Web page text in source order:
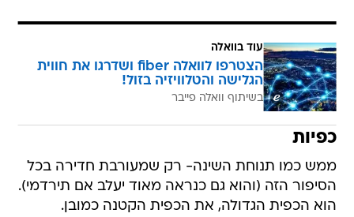
עוד בוואלה
הצטרפו לוואלה fiber ושדרגו את חווית
הגלישה והטלוויזיה בזול!
בשיתוף וואלה פייבר
כפיות
ממש כמו תנוחת השינה- רק שמעורבת חדירה בכל
הסיפור הזה (והוא גם כנראה מאוד יעלב אם תירדמי).
הוא הכפית הגדולה, את הכפית הקטנה כמובן.